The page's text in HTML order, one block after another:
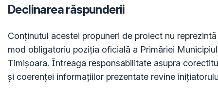
Declinarea răspunderii
Conţinutul acestei propuneri de proiect nu
mod obligatoriu poziţia oficială a Primăriei
Timișoara. Întreaga responsabilitate asupra
și coerenței informațiilor prezentate revine